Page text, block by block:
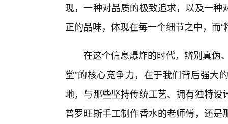
现，一种对品质的极致追求，以及一
正的品味，体现在每一个细节之中，而
在这个信息爆炸的时代，辨别真伪
堂”的核心竞争力，在于我们背后强大
地，与那些坚持传统工艺、拥有独特
普罗旺斯手工制作香水的老师傅，还